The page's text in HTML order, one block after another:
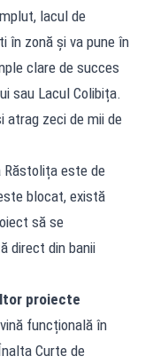
lacul de
în zonă și va pune în
clare de succes
sau Lacul Colibița.
atrag zeci de mii de
Răstolița este de
blocat, există
să se
direct din banii
proiecte
funcțională în
Curte de